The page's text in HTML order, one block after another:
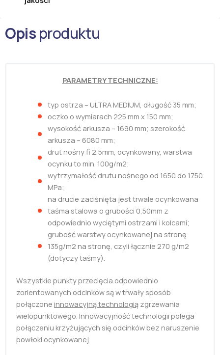
Opisproduktu
PARAMETRY TECHNICZNE:
typ ostrza – ULTRA MEDIUM, długość 35 mm;
oczko o wymiarach 225 mm x 150 mm;
wysokość arkusza – 1690 mm; szerokość
arkusza – 6080 mm;
drut nośny fi 2,5mm, ocynkowany, warstwa
ocynku to min. 100g/m2;
wytrzymałość drutu nośnego od 1650 do 1750
MPa;
na drucie zaciśnięta jest trwale ocynkowana
taśma stalowa o grubości 0,50mm z
odpowiednio wyciętymi ostrzami i kolcami;
grubość warstwy ocynkowanej na stronę
135g/m2 na stronę, czyli łącznie 270 g/m2
(dotyczy taśmy).
Wszystkie punkty przecięcia odpowiednio
zorientowanych odcinków są w trwały sposób
połączone innowacyjną technologią zgrzewania
wielopunktowego. Innowacyjność technologii polega
połączeniu krzyżujących się odcinków bez naruszenie
powłoki ocynkowanej.